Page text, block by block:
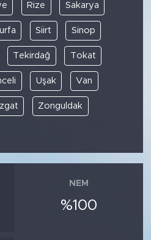
Rize Sakarya
Siirt Sinop
Tekirdağ Tokat
Uşak Van
Zonguldak
NEM
%100